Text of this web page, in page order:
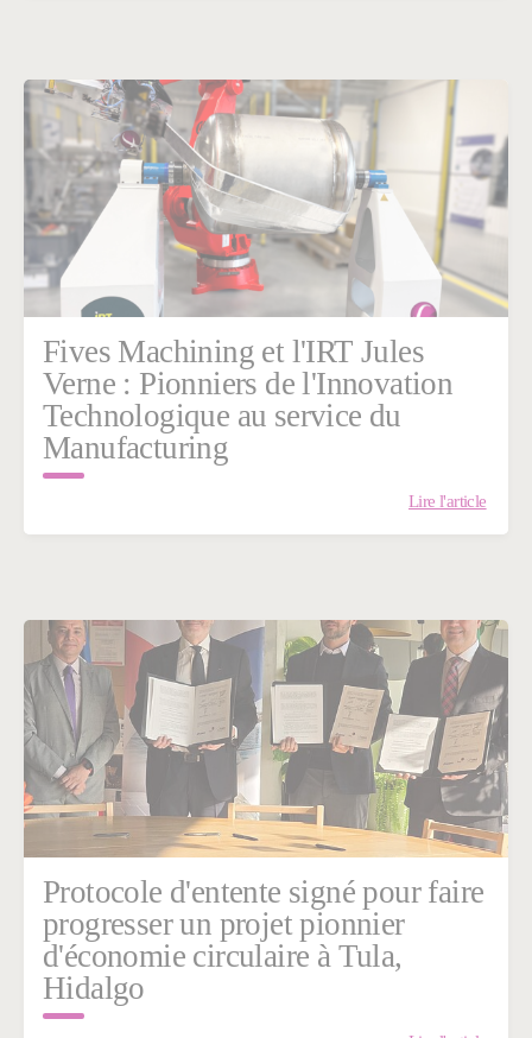
Fives Machining et l'IRT Jules
Verne : Pionniers de l'Innovation
Technologique au service du
Manufacturing
Lire l'article
Protocole d'entente signé pour faire
progresser un projet pionnier
d'économie circulaire à Tula,
Hidalgo